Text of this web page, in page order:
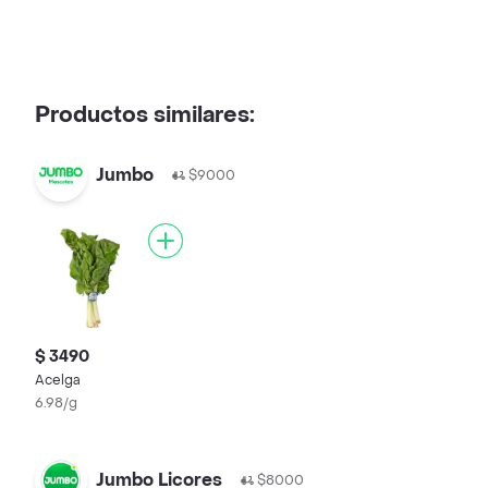
Productos similares:
Jumbo $9000
$ 3490
Acelga
6.98/g
Jumbo Licores $8000